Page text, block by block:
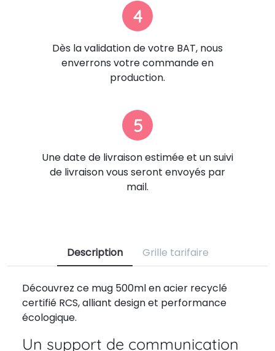
4
Dès la validation de votre BAT, nous
enverrons votre commande en
production.
5
Une date de livraison estimée et un suivi
de livraison vous seront envoyés par
mail.
Description Grille tarifaire
Découvrez ce mug 500ml en acier recyclé
certifié RCS, alliant design et performance
écologique.
Un support de communication